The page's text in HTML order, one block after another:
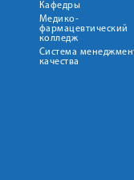
Кафедры
Медико-
фармацевтический
колледж
Система
качества